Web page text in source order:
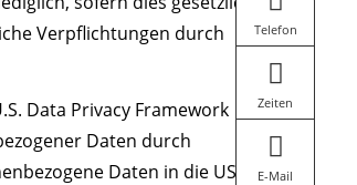
Telefon
Zeiten
E-Mail
Verpflichtungen durch
Data Privacy Framework
Daten durch
Daten in die USA